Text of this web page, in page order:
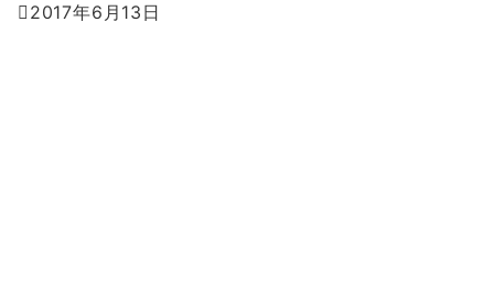
2017年6月13日